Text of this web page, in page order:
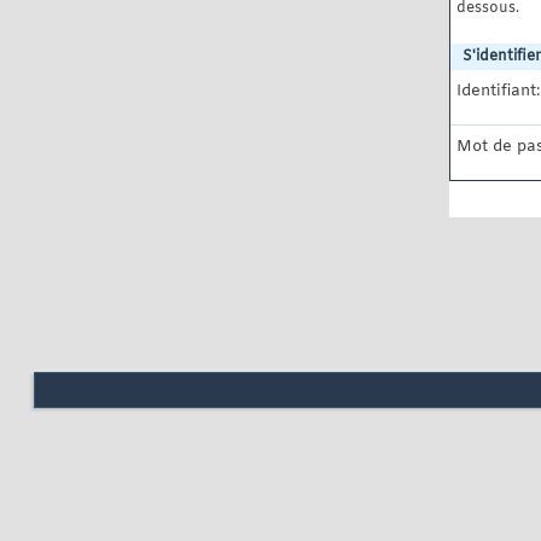
dessous.
S'identifier
Identifiant:
Mot de